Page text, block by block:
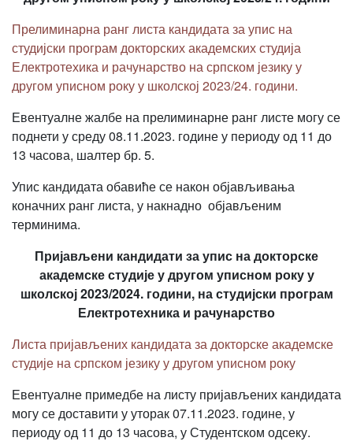
Прелиминарна ранг листа кандидата за упис на
студијски програм докторских академских студија
Електротехика и рачунарство на српском језику у
другом уписном року у школској 2023/24. години.
Евентуалне жалбе на прелиминарне ранг листе могу се
поднети у среду 08.11.2023. године у периоду од 11 до
13 часова, шалтер бр. 5.
Упис кандидата обавиће се након објављивања
коначних ранг листа, у накнадно објављеним
терминима.
Пријављени кандидати за упис на докторске
академске студије у другом уписном року у
школској 2023/2024. години, на студијски програм
Електротехника и рачунарство
Листа пријављених кандидата за докторске академске
студије на српском језику у другом уписном року
Евентуалне примедбе на листу пријављених кандидата
могу се доставити у уторак 07.11.2023. године, у
периоду од 11 до 13 часова, у Студентском одсеку.